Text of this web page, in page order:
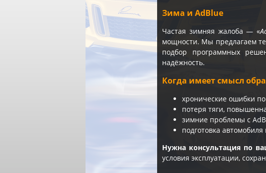
Зима и AdBlue
Частая зимняя жалоба — «
мощности. Мы предлагаем
подбор программных
надёжность.
Когда имеет смысл
хронические ошибки по
потеря тяги,
зимние проблемы с
подготовка
Нужна консультация по
условия эксплуатации,